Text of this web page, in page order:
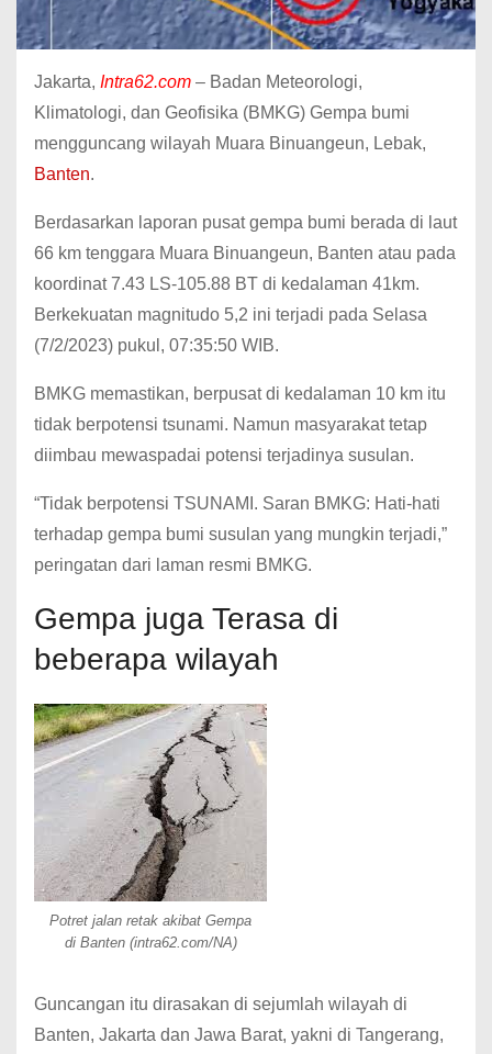
Jakarta, Intra62.com – Badan Meteorologi,
Klimatologi, dan Geofisika (BMKG) Gempa bumi
mengguncang wilayah Muara Binuangeun, Lebak,
Banten.
Berdasarkan laporan pusat gempa bumi berada di laut
66 km tenggara Muara Binuangeun, Banten atau pada
koordinat 7.43 LS-105.88 BT di kedalaman 41km.
Berkekuatan magnitudo 5,2 ini terjadi pada Selasa
(7/2/2023) pukul, 07:35:50 WIB.
BMKG memastikan, berpusat di kedalaman 10 km itu
tidak berpotensi tsunami. Namun masyarakat tetap
diimbau mewaspadai potensi terjadinya susulan.
“Tidak berpotensi TSUNAMI. Saran BMKG: Hati-hati
terhadap gempa bumi susulan yang mungkin terjadi,”
peringatan dari laman resmi BMKG.
Gempa juga Terasa di
beberapa wilayah
Potret jalan retak akibat Gempa
di Banten (intra62.com/NA)
Guncangan itu dirasakan di sejumlah wilayah di
Banten, Jakarta dan Jawa Barat, yakni di Tangerang,